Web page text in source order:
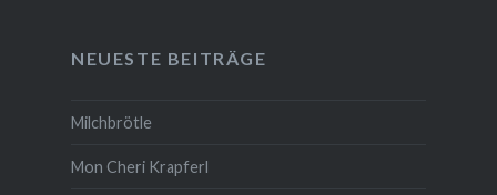
NEUESTE BEITRÄGE
Milchbrötle
Mon Cheri Krapferl